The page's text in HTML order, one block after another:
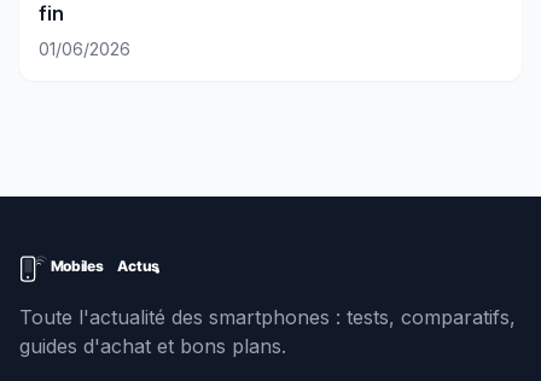
fin
01/06/2026
Toute l'actualité des smartphones : tests, comparatifs,
guides d'achat et bons plans.